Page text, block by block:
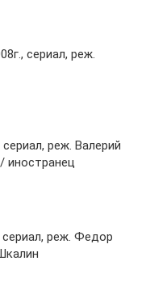
сериал, реж.
реж. Валерий
иностранец
реж. Федор